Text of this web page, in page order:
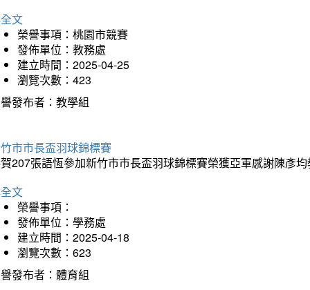
文
榮譽事項：桃園市競賽
發佈單位：教務處
建立時間：2025-04-25
瀏覽次數：423
發布者：教學組
市市長盃羽球錦標賽
207張語恆參加新竹市市長盃羽球錦標賽榮獲亞軍感謝陳彥
文
榮譽事項：
發佈單位：學務處
建立時間：2025-04-18
瀏覽次數：623
發布者：體育組